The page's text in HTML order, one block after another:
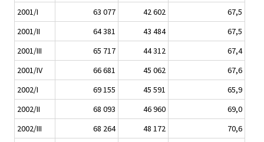
2001/I
63 077 42 602
67,5
2001/II
64 381 43 484
67,5
2001/III
65 717 44 312
67,4
2001/IV
66 681 45 062
67,6
2002/I
69 155 45 591
65,9
2002/II
68 093 46 960
69,0
2002/III
68 264 48 172 70,6